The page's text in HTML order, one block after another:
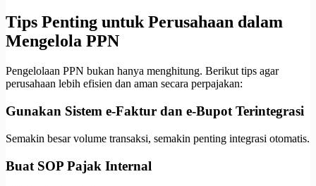
Tips Penting untuk Perusahaan dalam
Mengelola PPN
Pengelolaan PPN bukan hanya menghitung. Berikut tips agar
perusahaan lebih efisien dan aman secara perpajakan:
Gunakan Sistem e-Faktur dan e-Bupot Terintegrasi
Semakin besar volume transaksi, semakin penting integrasi otomatis.
Buat SOP Pajak Internal